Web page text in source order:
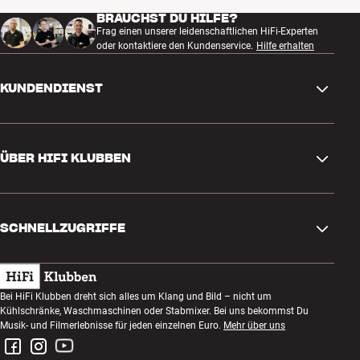
Wenn Du es Dir besonders einfach machen möchtest, kannst Du
jederzeit auf Bluetooth zurückgreifen, z. B. wenn Deine Freunde
einen Titel von ihrem Handy abspielen möchten. Mit Bluetooth
anderen Apps abspielen, wenn Du kein iPhone für AirPlay 2 hast.
BRAUCHST DU HILFE?
Frag einen unserer leidenschaftlichen HiFi-Experten
oder kontaktiere den Kundenservice. Hilfe erhalten
KUNDENDIENST
Rückgabe und Reklamation
Bestellung widerrufen
AGB
Datenschutzerklärung
Impressum
ÜBER HIFI KLUBBEN
Kundenklub
Abend zum Zuhören
Wettbewerbe
Jobs bei HiFi Klubben
SCHNELLZUGRIFFE
Geschenkkarte
Bauen mit Klang
Montage und Installation
Bei HiFi Klubben dreht sich alles um Klang und Bild – nicht um
Kühlschränke, Waschmaschinen oder Stabmixer. Bei uns bekommst Du
Musik- und Filmerlebnisse für jeden einzelnen Euro. Mehr über uns